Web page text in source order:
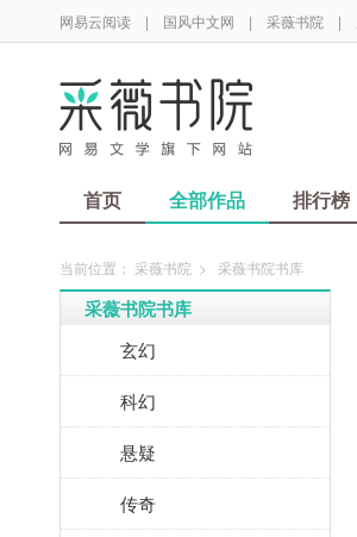
网易云阅读 | 国风中文网 | 采薇书院 |
首页 全部作品 排行榜
当前位置： 采薇书院 > 采薇书院书库
采薇书院书库
玄幻
科幻
悬疑
传奇